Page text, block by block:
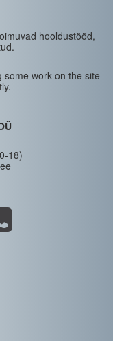
hooldustööd,
work on the site
18)